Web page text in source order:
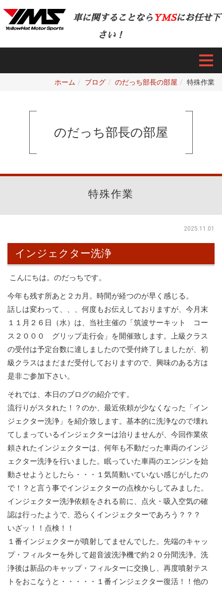
車に関することなら YMSにお任せ下
さい！
ホーム ブログ のだっち部長の部屋 特殊作業
のだっち部長の部屋
特殊作業
2025.11.01
インジェクター洗浄
こんにちは。のだっちです。
今年も残す所あと２カ月。時間が経つのが早く感じる。
話しは変わって、、、何度もお伝えしておりますが、今月末
１１月２６日（水）は、当社主催の「筑波サーキット コー
ス２０００ グリップ走行会」を開催致します。上級クラス
の受付は予定台数に達しましたので受付終了しましたが、初
級クラスはまだまだ受付しておりますので、興味のある方は
是非ご参加下さい。
それでは、本日のブログの紹介です。
流行りがスタれた！？のか、最近依頼が少なくなった「イン
ジェクター洗浄」を紹介致します。基本的に洗浄なので壊れ
てしまっているインジェクターは治りませんが、今回作業依
頼されたインジェクターは、何年も不動だった車両のインジ
ェクター洗浄を行いました。眠っていた車両のエンジンを始
動させようとしたら・・・１気筒動いていない感じがしたの
で！？と言う事でインジェクターの点検からしてみました。
インジェクター洗浄依頼をされる前に、点火・吸入空気の確
認は行ったようで、恐らくインジェクターであろう？？？
いざッ！！点検！！
１番インジェクターが噴射してませんでした。先端のキャッ
プ・フィルターを外して超音波洗浄機で約２０分間洗浄。洗
浄後は新品のキャップ・フィルターに交換し、再度噴射テス
トをおこなうと・・・・・１番インジェクター復活！！他の